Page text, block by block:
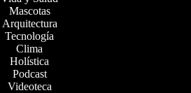
Mascotas
Arquitectura
Tecnología
Clima
Holística
Podcast
Videoteca